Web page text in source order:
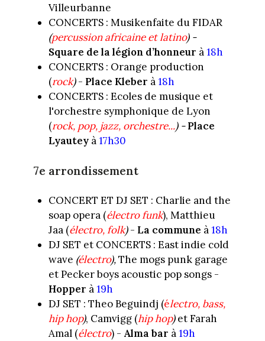
Villeurbanne
CONCERTS : Musikenfaite du FIDAR
(percussion africaine et latino) -
Square de la légion d’honneur à18h
CONCERTS : Orange production
(rock)- Place Kleber à18h
CONCERTS : Ecoles de musique et
l'orchestre symphonique de Lyon
(rock, pop, jazz, orchestre...) -Place
Lyautey à17h30
7e arrondissement
CONCERT ET DJ SET : Charlie and the
soap opera (électro funk), Matthieu
Jaa (électro, folk)- La commune à18h
DJ SET et CONCERTS : East indie cold
wave (électro),The mogs punk garage
et Pecker boys acoustic pop songs -
Hopper à19h
DJ SET : Theo Beguindj (électro, bass,
hip hop), Camvigg (hip hop)et Farah
Amal (électro) - Alma bar à19h